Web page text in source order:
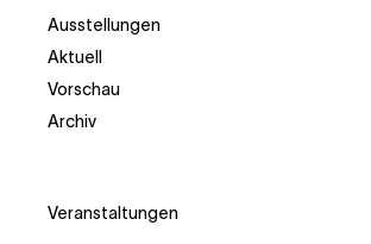
Ausstellungen
Aktuell
Vorschau
Archiv
Veranstaltungen